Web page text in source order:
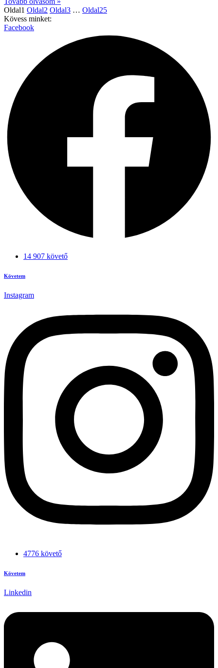
Oldal1 Oldal2 Oldal3 … Oldal25
Kövess minket:
Facebook
14 907 követő
Követem
Instagram
4776 követő
Követem
Linkedin